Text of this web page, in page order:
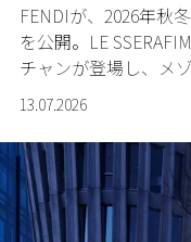
FENDIが、2026年秋
を公開。LE
チャンが登場し、メ
レガンスを表現する。
13.07.2026